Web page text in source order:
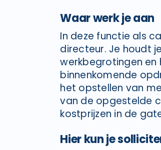
Waar werk je aan
In deze functie als
directeur. Je houdt
werkbegrotingen en
binnenkomende
het opstellen van
van de opgestelde
kostprijzen in de
Hier kun je